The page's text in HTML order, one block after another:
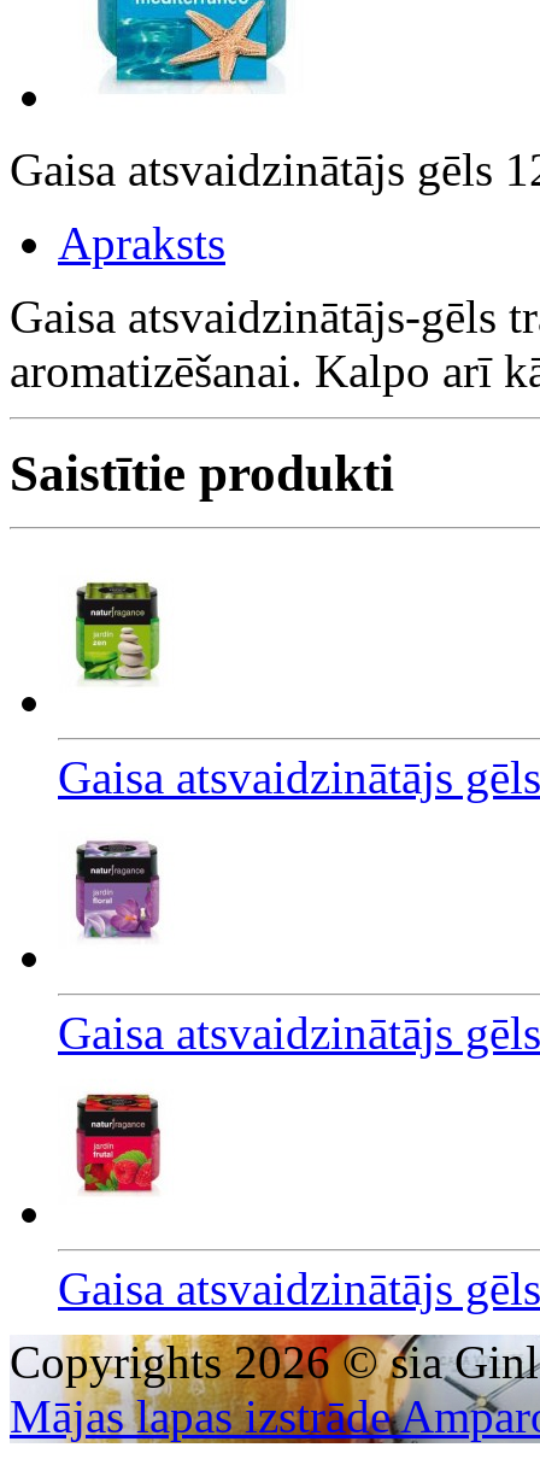
Gaisa atsvaidzinātājs gēls
Apraksts
Gaisa atsvaidzinātājs-gēls
aromatizēšanai. Kalpo arī
Saistītie produkti
Gaisa atsvaidzinātājs
Gaisa atsvaidzinātājs
Gaisa atsvaidzinātājs
Copyrights 2026 © sia
Mājas lapas izstrāde